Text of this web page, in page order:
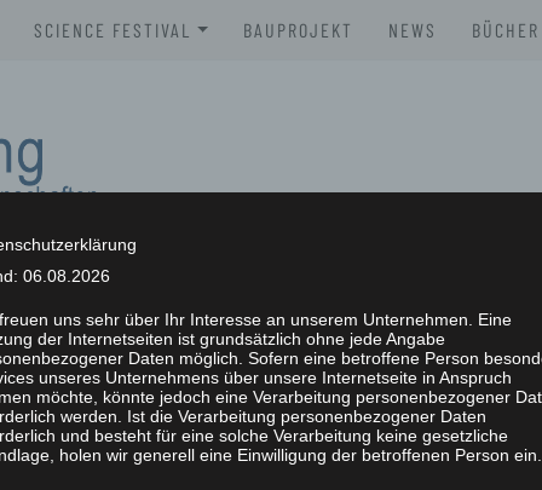
SCIENCE FESTIVAL
XLAB SCIENCE FESTIVAL 2024
XLAB SCIENCE FESTIVAL 2023
SCIENCE FESTIVAL 2004-2023
BAUPROJEKT NEWS BÜCHER
06.08.2026
uns sehr über Ihr Interesse an unserem Unternehmen. Eine
der Internetseiten ist grundsätzlich ohne jede Angabe
Daten möglich. Sofern eine betroffene Person
unseres Unternehmens über unsere Internetseite in Anspruch
möchte, könnte jedoch eine Verarbeitung personenbezogener
werden. Ist die Verarbeitung personenbezogener Daten
und besteht für eine solche Verarbeitung keine gesetzliche
holen wir generell eine Einwilligung der betroffenen Person ein.